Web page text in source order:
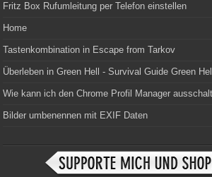
Fritz Box Rufumleitung per Telefon einstellen
Home
Tastenkombination in Escape from Tarkov
Überleben in Green Hell - Survival Guide Green Hell
Wie kann ich den Chrome Profil Manager
Bilder umbenennen mit EXIF Daten